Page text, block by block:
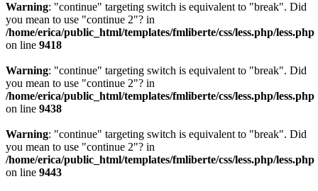
Warning: "continue" targeting switch is equivalent to "break". Did
you mean to use "continue 2"? in
/home/erica/public_html/templates/fmliberte/css/less.php/less.php
on line 9418
Warning: "continue" targeting switch is equivalent to "break". Did
you mean to use "continue 2"? in
/home/erica/public_html/templates/fmliberte/css/less.php/less.php
on line 9438
Warning: "continue" targeting switch is equivalent to "break". Did
you mean to use "continue 2"? in
/home/erica/public_html/templates/fmliberte/css/less.php/less.php
on line 9443